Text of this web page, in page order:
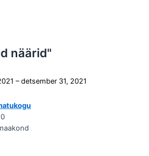
näärid"
–detsember 31, 2021